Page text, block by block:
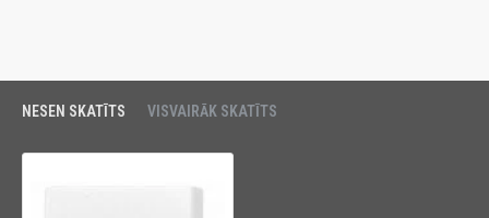
NESEN SKATĪTS VISVAIRĀK SKATĪTS